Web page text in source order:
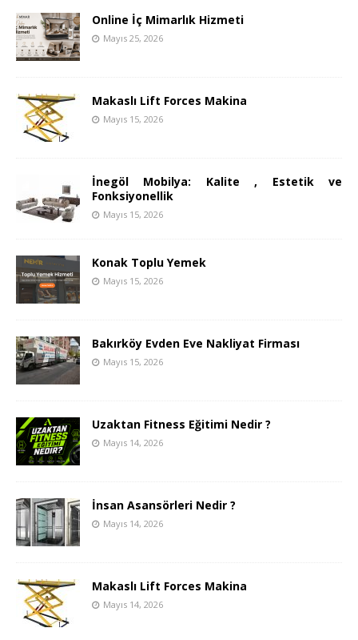
Online İç Mimarlık Hizmeti
Mayıs 25, 2026
Makaslı Lift Forces Makina
Mayıs 15, 2026
İnegöl Mobilya: Kalite , Estetik ve
Fonksiyonellik
Mayıs 15, 2026
Konak Toplu Yemek
Mayıs 15, 2026
Bakırköy Evden Eve Nakliyat Firması
Mayıs 15, 2026
Uzaktan Fitness Eğitimi Nedir ?
Mayıs 14, 2026
İnsan Asansörleri Nedir ?
Mayıs 14, 2026
Makaslı Lift Forces Makina
Mayıs 14, 2026